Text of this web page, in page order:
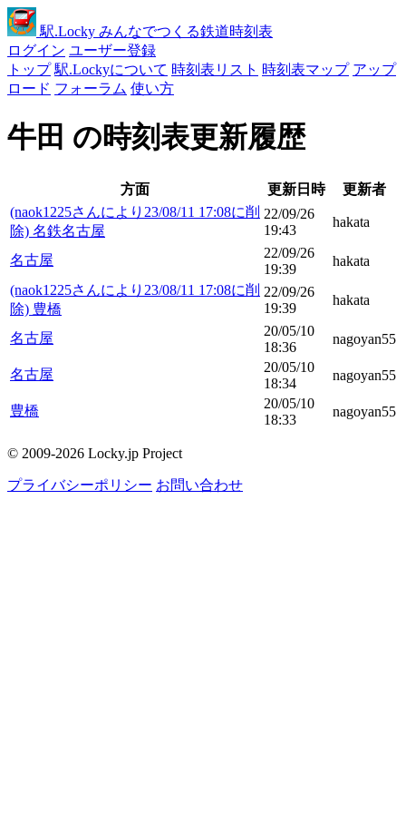
駅.Locky みんなでつくる鉄道時刻表
ログイン ユーザー登録
トップ 駅.Lockyについて 時刻表リスト 時刻表マップ アップ
ロード フォーラム 使い方
牛田 の時刻表更新履歴
方面 更新日時
更新者
(naok1225さんにより23/08/11 17:08に削
除) 名鉄名古屋
22/09/26
19:43
hakata
名古屋
22/09/26
19:39
hakata
(naok1225さんにより23/08/11 17:08に削
除) 豊橋
22/09/26
19:39
hakata
名古屋
20/05/10
18:36
nagoyan55
名古屋
20/05/10
18:34
nagoyan55
豊橋
20/05/10
18:33
nagoyan55
© 2009-2026 Locky.jp Project
プライバシーポリシー お問い合わせ